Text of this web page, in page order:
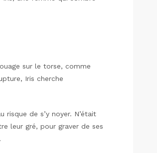
sur le torse, comme
Iris cherche
de s’y noyer. N’était
leur gré, pour graver de ses